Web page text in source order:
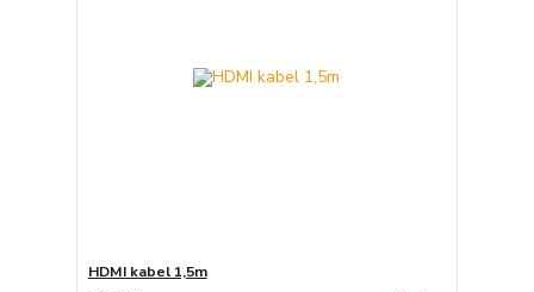
HDMI kabel 1,5m